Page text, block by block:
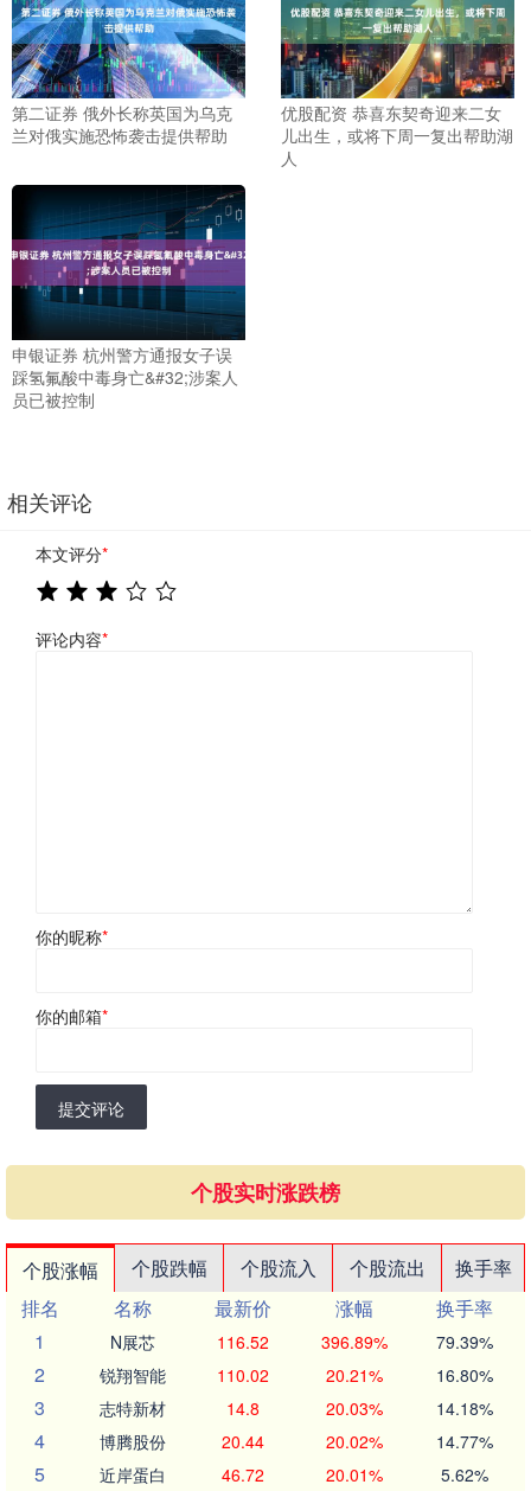
第二证券 俄外长称英国为乌克
兰对俄实施恐怖袭击提供帮助
优股配资 恭喜东契奇迎来二女
儿出生，或将下周一复出帮助湖
人
申银证券 杭州警方通报女子误
踩氢氟酸中毒身亡&#32;涉案人
员已被控制
相关评论
本文评分*
评论内容*
你的昵称*
你的邮箱*
提交评论
个股实时涨跌榜
个股涨幅 个股跌幅 个股流入 个股流出
换手率
排名
名称 最新价 涨幅
换手率
1
N展芯 116.52 396.89% 79.39%
2 锐翔智能 110.02 20.21% 16.80%
3 志特新材 14.8 20.03% 14.18%
4 博腾股份 20.44 20.02% 14.77%
5 近岸蛋白 46.72 20.01% 5.62%